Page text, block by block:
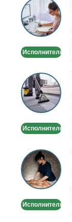
Репетитор
английского
Онлайн
по
или
Исполнитель
Химчистка
ковров
на
дому/
Исполнитель
Массаж
лица
и
тела
Исполнитель